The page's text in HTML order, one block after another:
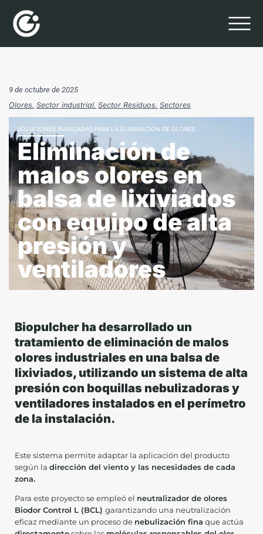
9 de octubre de 2025
Olores Sector industrial Sector Residuos Sectores
SOLUCIONES AVANZADAS PARA LA ELIMINACIÓN DE OLORES
Eliminación de
malos olores en
balsa de lixiviados
con equipo de alta
presión y
ventiladores
Biopulcher ha desarrollado un
tratamiento de eliminación de malos
olores industriales en una balsa de
lixiviados, utilizando un sistema de alta
presión con boquillas nebulizadoras y
ventiladores instalados en el perímetro
de la instalación.
Este sistema permite adaptar la aplicación del producto
según la dirección del viento y las necesidades de cada
zona.
Para este proyecto se empleó el neutralizador de olores
Biodor Control L (BCL) garantizando una neutralización
eficaz mediante un proceso de nebulización fina que actúa